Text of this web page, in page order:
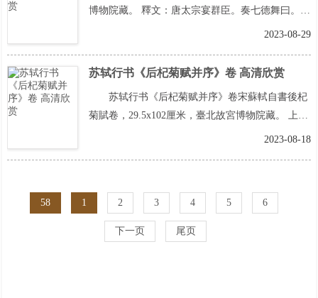
博物院藏。 釋文：唐太宗宴群臣。奏七德舞曰。朕
昔受委專征。遂有此曲。雖非文德之雍容。然則業
>>
2023-08-29
苏轼行书《后杞菊赋并序》卷 高清欣赏
苏轼行书《后杞菊赋并序》卷宋蘇軾自書後杞
菊賦卷，29.5x102厘米，臺北故宮博物院藏。 上一
2023-08-18
58 1 2 3 4 5 6
下一页 尾页